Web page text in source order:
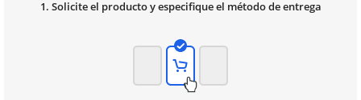
1. Solicite el producto y especifique el método de entrega